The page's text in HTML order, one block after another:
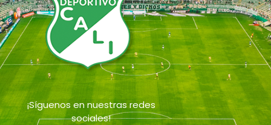
¡Síguenos en nuestras redes
sociales!